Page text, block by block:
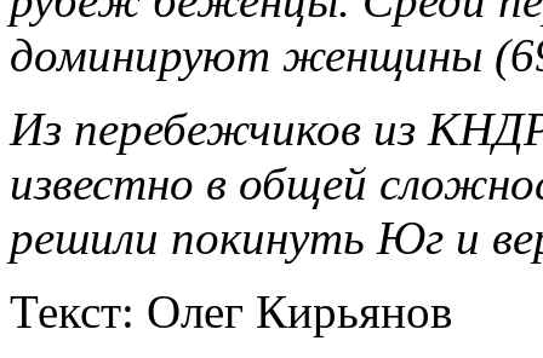
доминируют женщины
Из перебежчиков из
известно в общей
решили покинуть Юг и
Текст: Олег Кирьянов